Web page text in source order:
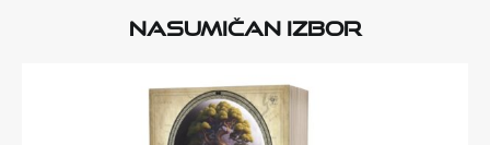
Nasumičan izbor